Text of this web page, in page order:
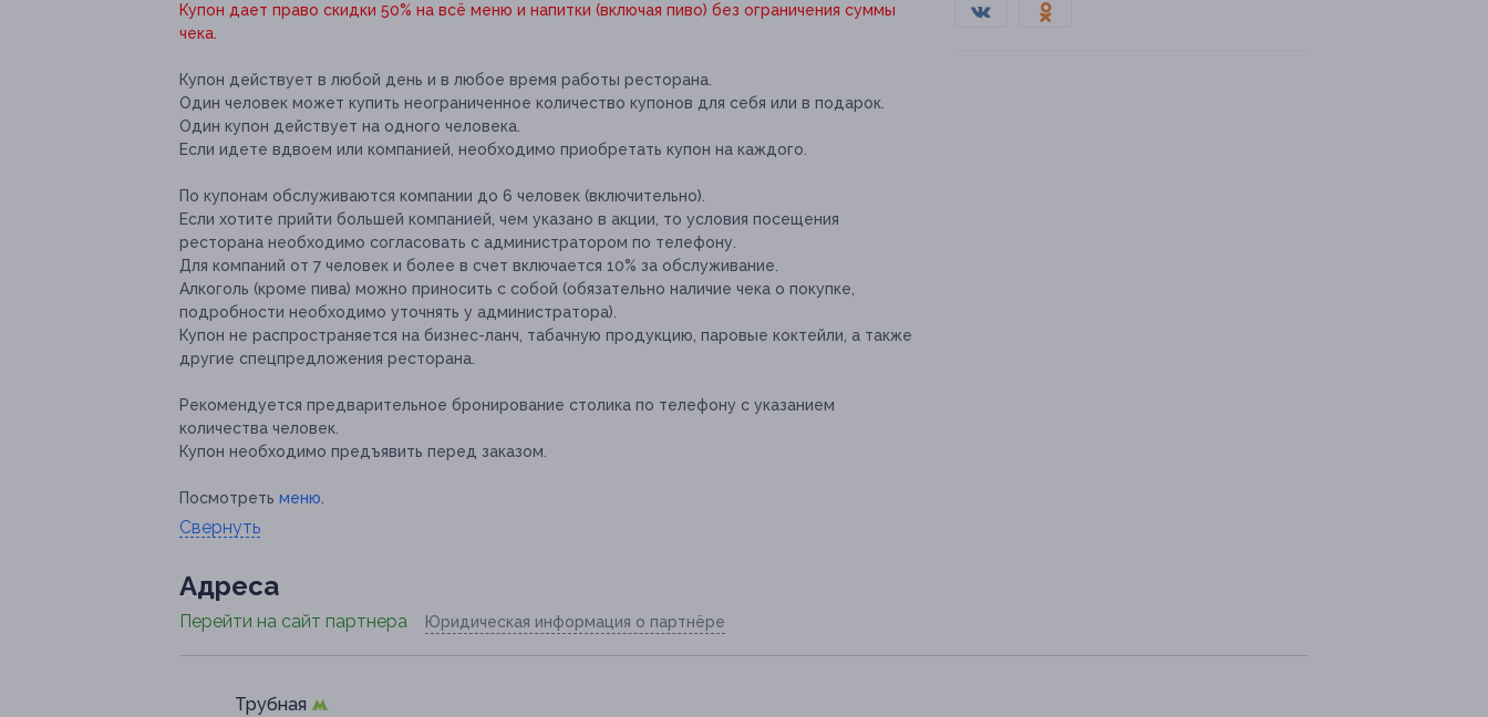
Купон дает право скидки 50% на всё меню и напитки (включая пиво) без ограничения суммы
чека.
Купон действует в любой день и в любое время работы ресторана.
Один человек может купить неограниченное количество купонов для себя или в подарок.
Один купон действует на одного человека.
Если идете вдвоем или компанией, необходимо приобретать купон на каждого.
По купонам обслуживаются компании до 6 человек (включительно).
Если хотите прийти большей компанией, чем указано в акции, то условия посещения
ресторана необходимо согласовать с администратором по телефону.
Для компаний от 7 человек и более в счет включается 10% за обслуживание.
Алкоголь (кроме пива) можно приносить с собой (обязательно наличие чека о покупке,
подробности необходимо уточнять у администратора).
Купон не распространяется на бизнес-ланч, табачную продукцию, паровые коктейли, а также
другие спецпредложения ресторана.
Рекомендуется предварительное бронирование столика по телефону с указанием
количества человек.
Купон необходимо предъявить перед заказом.
Посмотреть меню
Свернуть
Адресa
Перейти на сайт партнера Юридическая информация о партнёре
Трубная